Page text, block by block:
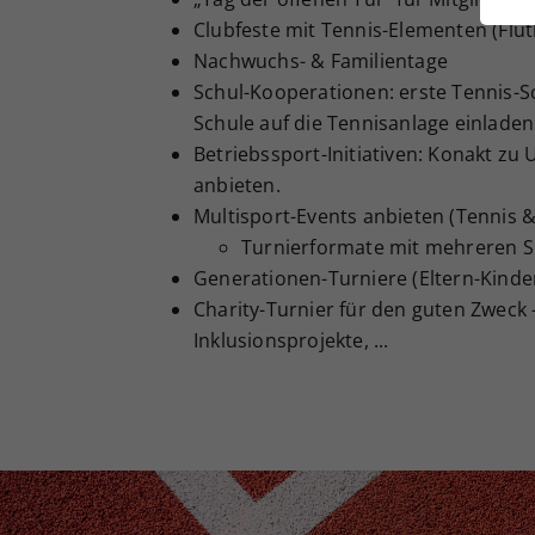
Clubfeste mit Tennis-Elementen
Nachwuchs- & Familientage
Schul-Kooperationen: erste Tennis-
Schule auf die Tennisanlage
Betriebssport-Initiativen: Konakt zu
anbieten.
Multisport-Events anbieten (Tennis
Turnierformate mit mehreren
Generationen-Turniere (Eltern-
Charity-Turnier für den guten Zweck
Inklusionsprojekte, ...